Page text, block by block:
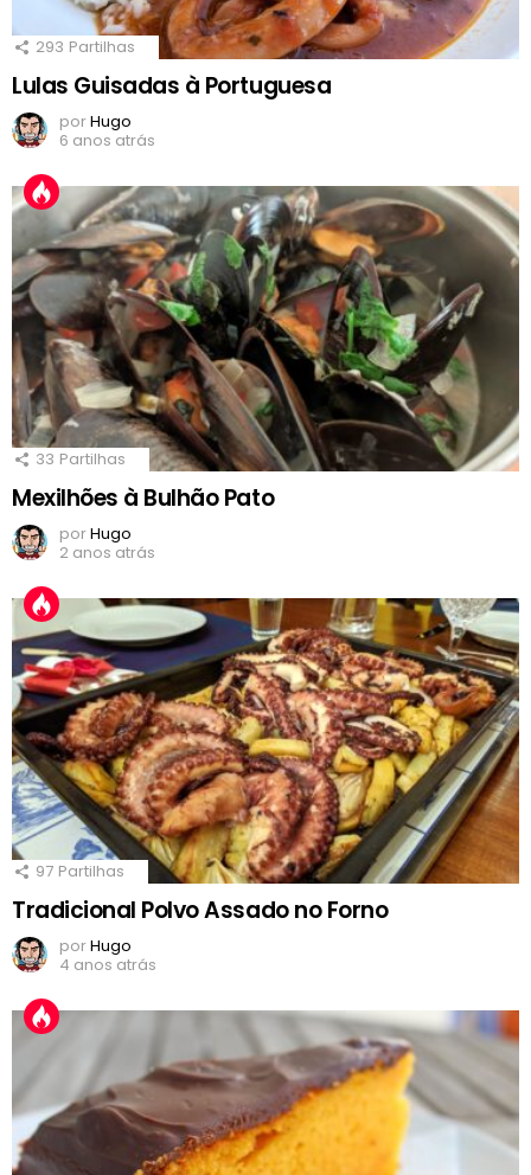
293 Partilhas
Lulas Guisadas à Portuguesa
porHugo
6 anos atrás
33 Partilhas
Mexilhões à Bulhão Pato
porHugo
2 anos atrás
97 Partilhas
Tradicional Polvo Assado no Forno
porHugo
4 anos atrás